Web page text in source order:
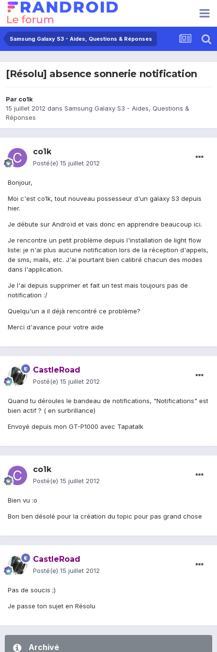
Samsung Galaxy S3 - Aides, Questions & Réponses
[Résolu] absence sonnerie notification
Par co1k
15 juillet 2012 dans Samsung Galaxy S3 - Aides, Questions &
Réponses
co1k
Posté(e) 15 juillet 2012
Bonjour,
Moi c'est co1k, tout nouveau possesseur d'un galaxy S3 depuis
hier.
Je débute sur Androïd et vais donc en apprendre beaucoup ici.
Je rencontre un petit problème depuis l'installation de light flow
liste: je n'ai plus aucune notification lors de la réception d'appels,
de sms, mails, etc. J'ai pourtant bien calibré chacun des modes
dans l'application.
Je l'ai depuis supprimer et fait un test mais toujours pas de
notification :/
Quelqu'un a il déjà rencontré ce problème?
Merci d'avance pour votre aide
CastleRoad
Posté(e) 15 juillet 2012
Quand tu déroules le bandeau de notifications, "Notifications" est
bien actif ? ( en surbrillance)
Envoyé depuis mon GT-P1000 avec Tapatalk
co1k
Posté(e) 15 juillet 2012
Bien vu :o
Bon ben désolé pour la création du topic pour pas grand chose
CastleRoad
Posté(e) 15 juillet 2012
Pas de soucis ;)
Je passe ton sujet en Résolu
Archivé